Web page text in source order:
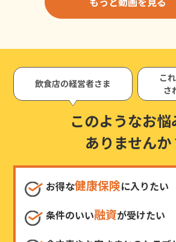
飲食店の経営者さま
こ
さ
このようなお悩
ありませんか
お得な健康保険に入りたい
条件のいい融資が受けたい